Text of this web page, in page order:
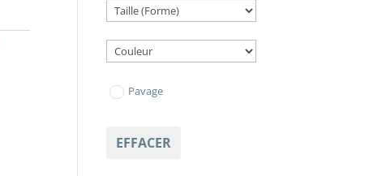
Pavage
EFFACER